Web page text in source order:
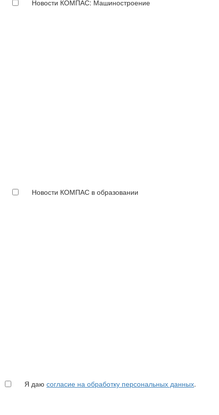
Новости КОМПАС: Машиностроение
Новости КОМПАС в образовании
Я даю согласие на обработку персональных данных.